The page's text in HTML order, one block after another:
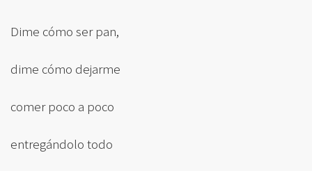
Dime cómo ser pan,
dime cómo dejarme
comer poco a poco
entregándolo todo